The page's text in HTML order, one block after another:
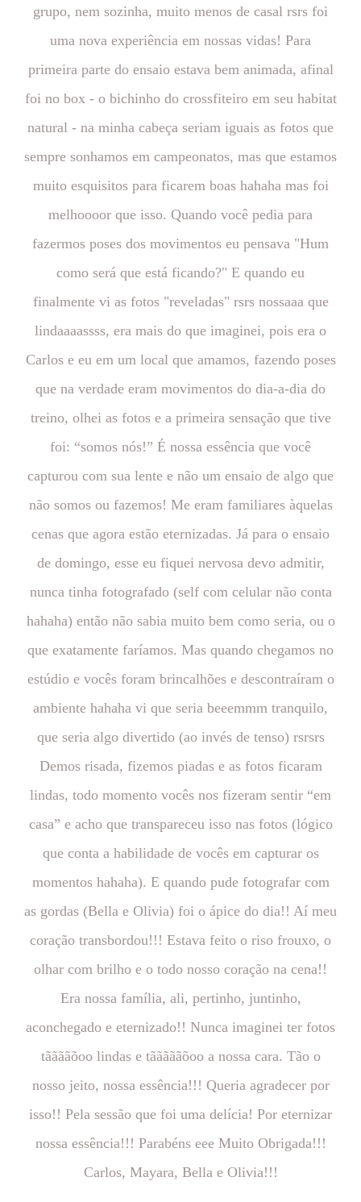
grupo, nem sozinha, muito menos de casal rsrs foi
uma nova experiência em nossas vidas! Para
primeira parte do ensaio estava bem animada, afinal
foi no box - o bichinho do crossfiteiro em seu habitat
natural - na minha cabeça seriam iguais as fotos que
sempre sonhamos em campeonatos, mas que estamos
muito esquisitos para ficarem boas hahaha mas foi
melhoooor que isso. Quando você pedia para
fazermos poses dos movimentos eu pensava "Hum
como será que está ficando?" E quando eu
finalmente vi as fotos "reveladas" rsrs nossaaa que
lindaaaassss, era mais do que imaginei, pois era o
Carlos e eu em um local que amamos, fazendo poses
que na verdade eram movimentos do dia-a-dia do
treino, olhei as fotos e a primeira sensação que tive
foi: “somos nós!” É nossa essência que você
capturou com sua lente e não um ensaio de algo que
não somos ou fazemos! Me eram familiares àquelas
cenas que agora estão eternizadas. Já para o ensaio
de domingo, esse eu fiquei nervosa devo admitir,
nunca tinha fotografado (self com celular não conta
hahaha) então não sabia muito bem como seria, ou o
que exatamente faríamos. Mas quando chegamos no
estúdio e vocês foram brincalhões e descontraíram o
ambiente hahaha vi que seria beeemmm tranquilo,
que seria algo divertido (ao invés de tenso) rsrsrs
Demos risada, fizemos piadas e as fotos ficaram
lindas, todo momento vocês nos fizeram sentir “em
casa” e acho que transpareceu isso nas fotos (lógico
que conta a habilidade de vocês em capturar os
momentos hahaha). E quando pude fotografar com
as gordas (Bella e Olivia) foi o ápice do dia!! Aí meu
coração transbordou!!! Estava feito o riso frouxo, o
olhar com brilho e o todo nosso coração na cena!!
Era nossa família, ali, pertinho, juntinho,
aconchegado e eternizado!! Nunca imaginei ter fotos
tããããõoo lindas e tãããããõoo a nossa cara. Tão o
nosso jeito, nossa essência!!! Queria agradecer por
isso!! Pela sessão que foi uma delícia! Por eternizar
nossa essência!!! Parabéns eee Muito Obrigada!!!
Carlos, Mayara, Bella e Olivia!!!